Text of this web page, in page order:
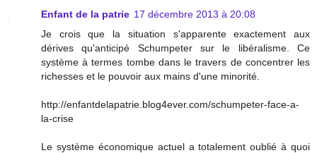
Enfant de la patrie 17 décembre 2013 à 20:08
Je crois que la situation s'apparente exactement aux
dérives qu'anticipé Schumpeter sur le libéralisme. Ce
système à termes tombe dans le travers de concentrer les
richesses et le pouvoir aux mains d'une minorité.
http://enfantdelapatrie.blog4ever.com/schumpeter-face-a-
la-crise
Le système économique actuel a totalement oublié à quoi